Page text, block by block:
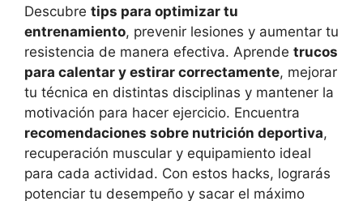
Descubre tips para optimizar tu
entrenamiento, prevenir lesiones y aumentar tu
resistencia de manera efectiva. Aprende trucos
para calentar y estirar correctamente, mejorar
tu técnica en distintas disciplinas y mantener la
motivación para hacer ejercicio. Encuentra
recomendaciones sobre nutrición deportiva,
recuperación muscular y equipamiento ideal
para cada actividad. Con estos hacks, lograrás
potenciar tu desempeño y sacar el máximo